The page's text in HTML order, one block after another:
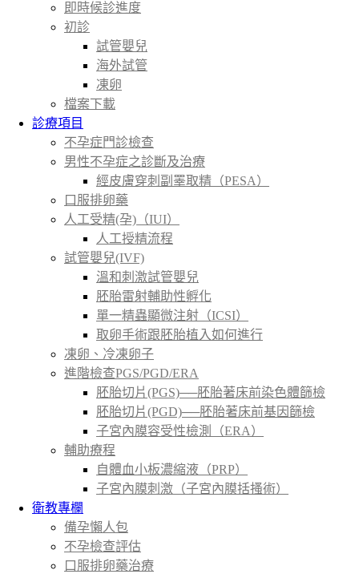
即時候診進度
初診
試管嬰兒
海外試管
凍卵
檔案下載
診療項目
不孕症門診檢查
男性不孕症之診斷及治療
經皮膚穿刺副睪取精（PESA）
口服排卵藥
人工受精(孕)（IUI）
人工授精流程
試管嬰兒(IVF)
溫和刺激試管嬰兒
胚胎雷射輔助性孵化
單一精蟲顯微注射（ICSI）
取卵手術跟胚胎植入如何進行
凍卵、冷凍卵子
進階檢查PGS/PGD/ERA
胚胎切片(PGS)──胚胎著床前染色體篩檢
胚胎切片(PGD)──胚胎著床前基因篩檢
子宮內膜容受性檢測（ERA）
輔助療程
自體血小板濃縮液（PRP）
子宮內膜刺激（子宮內膜括搔術）
衛教專欄
備孕懶人包
不孕檢查評估
口服排卵藥治療